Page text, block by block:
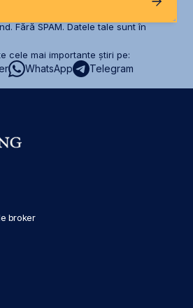
Fără SPAM. Datele tale sunt în
cele mai importante știri pe:
WhatsApp Telegram
broker